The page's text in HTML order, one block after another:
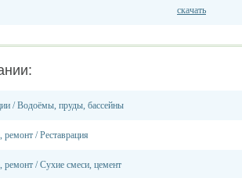
скачать
/Водоёмы, пруды, бассейны
ремонт /Реставрация
ремонт /Сухие смеси, цемент